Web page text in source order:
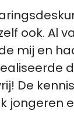
ook. Al
mij en
De
jongeren